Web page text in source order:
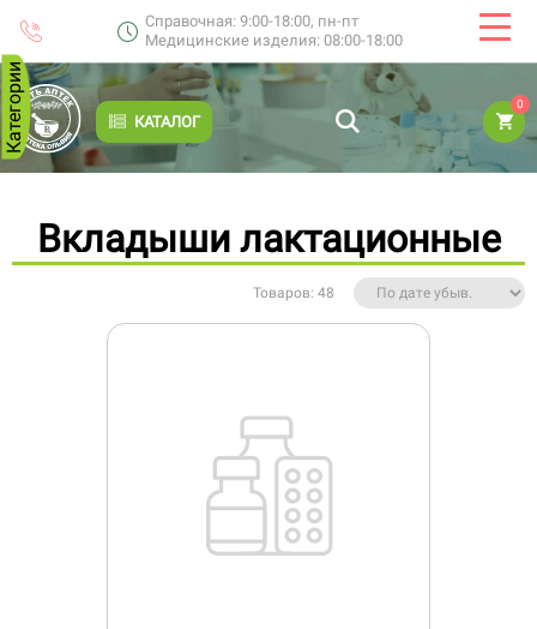
Справочная: 9:00-18:00, пн-пт
Медицинские изделия: 08:00-18:00
КАТАЛОГ
0
Категории
Вкладыши лактационные
Товаров: 48